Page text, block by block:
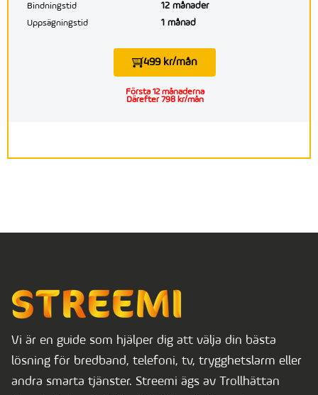
Bindningstid 12 månader
Uppsägningstid 1 månad
499 kr/mån
Första 12 månaderna
Därefter 798 kr/mån
Vi är en guide som hjälper dig att välja din bästa
lösning för bredband, telefoni, tv, trygghetslarm eller
andra smarta tjänster. Streemi ägs av Trollhättan